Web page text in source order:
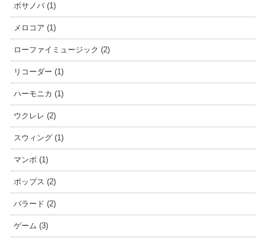
ボサノバ (1)
メロコア (1)
ローファイミュージック (2)
リコーダー (1)
ハーモニカ (1)
ウクレレ (2)
スウィング (1)
マンボ (1)
ポップス (2)
バラード (2)
ゲーム (3)